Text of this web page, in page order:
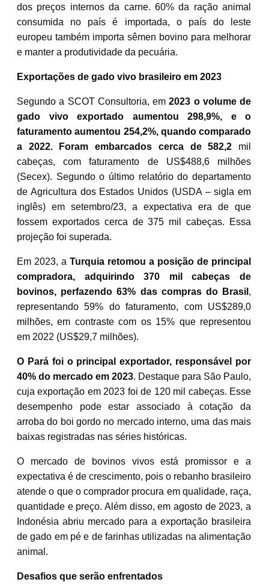
dos preços internos da carne. 60% da ração animal
consumida no país é importada, o país do leste
europeu também importa sêmen bovino para melhorar
e manter a produtividade da pecuária.
Exportações de gado vivo brasileiro em 2023
Segundo a SCOT Consultoria, em2023 o volume de
gado vivo exportado aumentou 298,9%, e o
faturamento aumentou 254,2%, quando comparado
a 2022. Foram embarcados cerca de 582,2 mil
cabeças, com faturamento de US$488,6 milhões
(Secex). Segundo o último relatório do departamento
de Agricultura dos Estados Unidos (USDA – sigla em
inglês) em setembro/23, a expectativa era de que
fossem exportados cerca de 375 mil cabeças. Essa
projeção foi superada.
Em 2023, a Turquia retomou a posição de principal
compradora, adquirindo 370 mil cabeças de
bovinos, perfazendo 63% das compras do Brasil ,
representando 59% do faturamento, com US$289,0
milhões, em contraste com os 15% que representou
em 2022 (US$29,7 milhões).
O Pará foi o principal exportador, responsável por
40% do mercado em 2023. Destaque para São Paulo,
cuja exportação em 2023 foi de 120 mil cabeças. Esse
desempenho pode estar associado à cotação da
arroba do boi gordo no mercado interno, uma das mais
baixas registradas nas séries históricas.
O mercado de bovinos vivos está promissor e a
expectativa é de crescimento, pois o rebanho brasileiro
atende o que o comprador procura em qualidade, raça,
quantidade e preço. Além disso, em agosto de 2023, a
Indonésia abriu mercado para a exportação brasileira
de gado em pé e de farinhas utilizadas na alimentação
animal.
Desafios que serão enfrentados